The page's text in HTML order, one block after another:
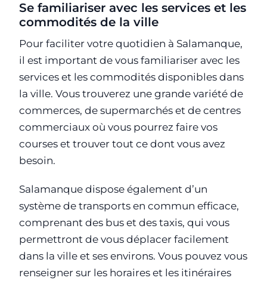
Se familiariser avec les services et les
commodités de la ville
Pour faciliter votre quotidien à Salamanque,
il est important de vous familiariser avec les
services et les commodités disponibles dans
la ville. Vous trouverez une grande variété de
commerces, de supermarchés et de centres
commerciaux où vous pourrez faire vos
courses et trouver tout ce dont vous avez
besoin.
Salamanque dispose également d’un
système de transports en commun efficace,
comprenant des bus et des taxis, qui vous
permettront de vous déplacer facilement
dans la ville et ses environs. Vous pouvez vous
renseigner sur les horaires et les itinéraires